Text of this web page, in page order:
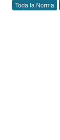
Toda la Norma